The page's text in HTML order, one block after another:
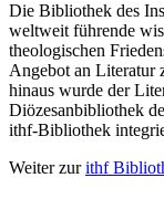
Die Bibliothek des
weltweit führende
theologischen
Angebot an Literatur
hinaus wurde der
Diözesanbibliothek
ithf-Bibliothek
Weiter zurithf